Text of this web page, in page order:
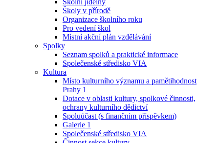
Školy v přírodě
Organizace školního roku
Pro vedení škol
Místní akční plán vzdělávání
Spolky
Seznam spolků a praktické informace
Společenské středisko VIA
Kultura
Místo kulturního významu a pamětihodnost
Prahy 1
Dotace v oblasti kultury, spolkové činnosti,
ochrany kulturního dědictví
Spoluúčast (s finančním příspěvkem)
Galerie 1
Společenské středisko VIA